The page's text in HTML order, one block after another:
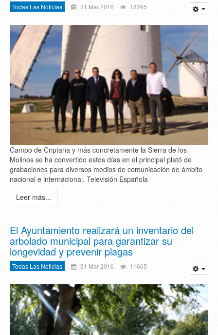
Todas Las Noticias 31 Mar 2016 18295
Campo de Criptana y más concretamente la Sierra de los
Molinos se ha convertido estos días en el principal plató de
grabaciones para diversos medios de comunicación de ámbito
nacional e internacional. Televisión Española
Leer más...
El Ayuntamiento realizará un inventario del
arbolado municipal para garantizar su
longevidad y prevenir plagas
Todas Las Noticias 31 Mar 2016 11665